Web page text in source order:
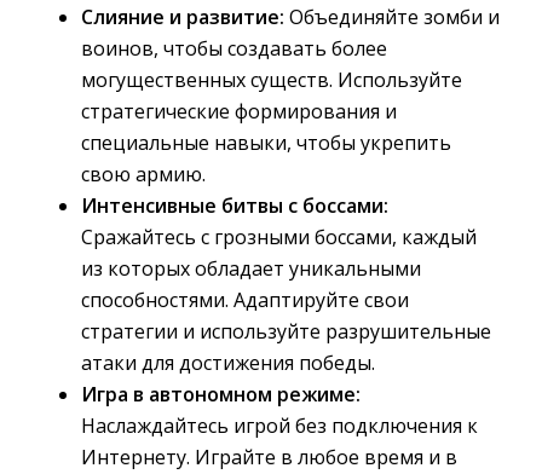
Слияние и развитие: Объединяйте зомби и
воинов, чтобы создавать более
могущественных существ. Используйте
стратегические формирования и
специальные навыки, чтобы укрепить
свою армию.
Интенсивные битвы с боссами:
Сражайтесь с грозными боссами, каждый
из которых обладает уникальными
способностями. Адаптируйте свои
стратегии и используйте разрушительные
атаки для достижения победы.
Игра в автономном режиме:
Наслаждайтесь игрой без подключения к
Интернету. Играйте в любое время и в